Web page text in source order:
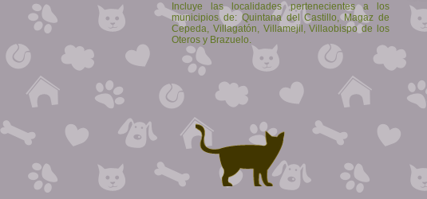
Incluye las localidades pertenecientes a los
municipios de: Quintana del Castillo, Magaz de
Cepeda, Villagatón, Villamejil, Villaobispo de los
Oteros y Brazuelo.